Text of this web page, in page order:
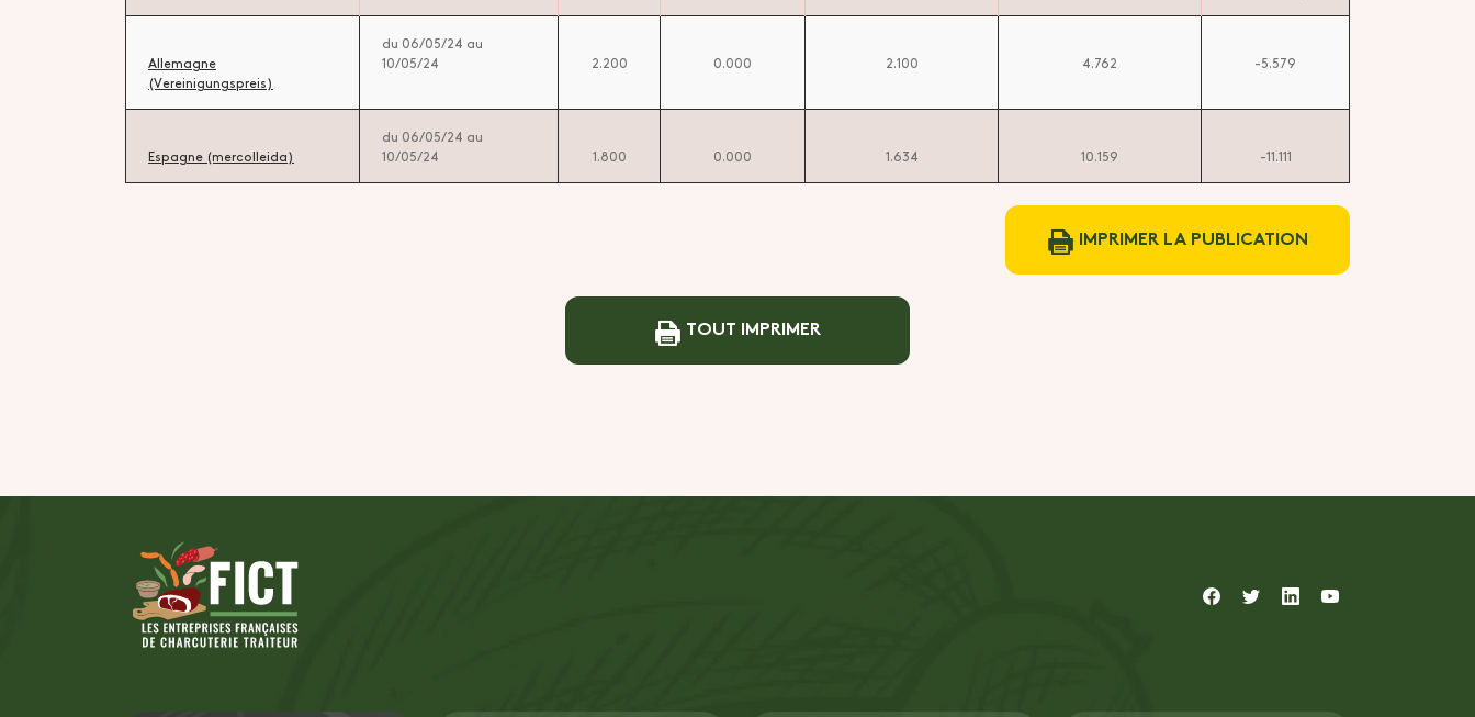
Allemagne
(Vereinigungspreis)
du 06/05/24 au
10/05/24
2.200 0.000 2.100 4.762 -5.579
Espagne (mercolleida)
du 06/05/24 au
10/05/24
1.800 0.000 1.634 10.159 -11.111
IMPRIMER LA PUBLICATION
TOUT IMPRIMER